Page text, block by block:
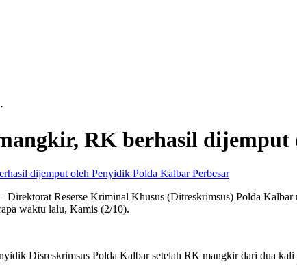
·
RK berhasil
Perbesar
Reserse Kriminal Khusus (Ditreskrimsus) Polda Kalbar
waktu lalu, Kamis (2/10).
Disreskrimsus Polda Kalbar setelah RK mangkir dari dua